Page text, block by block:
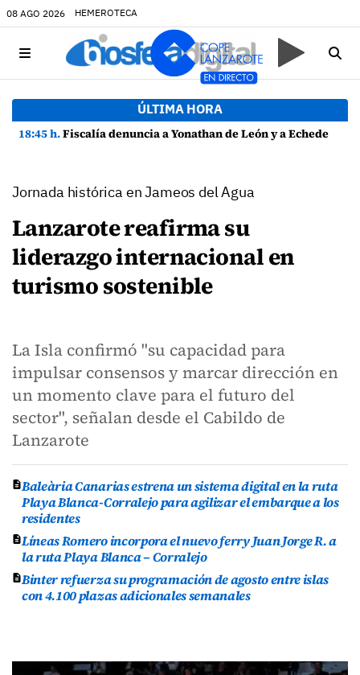
08 AGO 2026 HEMEROTECA
ÚLTIMA HORA
18:45 h.Fiscalía denuncia a Yonathan de León y a Echedey Eugenio por presuntas anomalías en contratos festivos
Jornada histórica en Jameos del Agua
Lanzarote reafirma su
liderazgo internacional en
turismo sostenible
La Isla confirmó "su capacidad para
impulsar consensos y marcar dirección en
un momento clave para el futuro del
sector", señalan desde el Cabildo de
Lanzarote
Baleària Canarias estrena un sistema digital en la ruta
Playa Blanca-Corralejo para agilizar el embarque a los
residentes
Líneas Romero incorpora el nuevo ferry Juan Jorge R. a
la ruta Playa Blanca – Corralejo
Binter refuerza su programación de agosto entre islas
con 4.100 plazas adicionales semanales